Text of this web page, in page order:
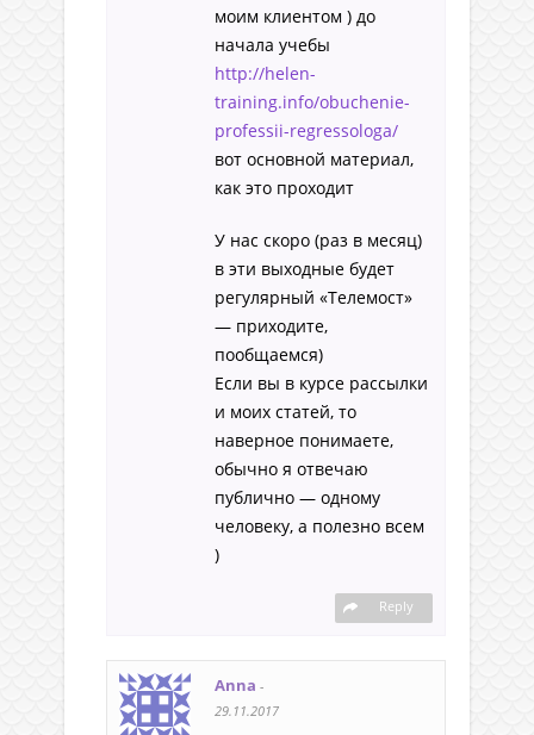
моим клиентом ) до
начала учебы
http://helen-
training.info/obuchenie-
professii-regressologa/
вот основной материал,
как это проходит
У нас скоро (раз в месяц)
в эти выходные будет
регулярный «Телемост»
— приходите,
пообщаемся)
Если вы в курсе рассылки
и моих статей, то
наверное понимаете,
обычно я отвечаю
публично — одному
человеку, а полезно всем
)
Reply
Anna -
29.11.2017